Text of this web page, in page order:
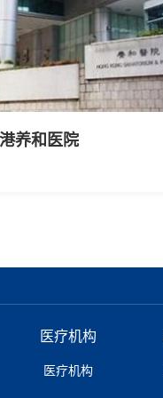
养和医院
医疗机构
医疗机构